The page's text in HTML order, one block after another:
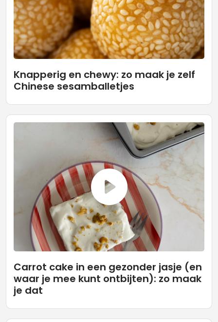
Knapperig en chewy: zo maak je zelf
Chinese sesamballetjes
Carrot cake in een gezonder jasje (en
waar je mee kunt ontbijten): zo maak
je dat